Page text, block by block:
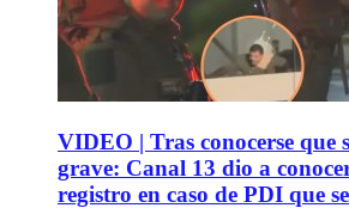
VIDEO | Tras conocerse que
grave: Canal 13 dio a
registro en caso de PDI que